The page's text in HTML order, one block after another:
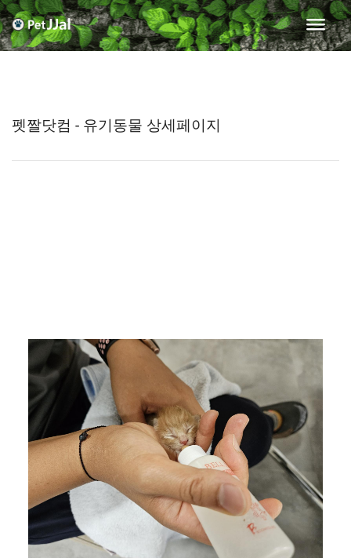
펫짤닷컴 - 유기동물 상세페이지